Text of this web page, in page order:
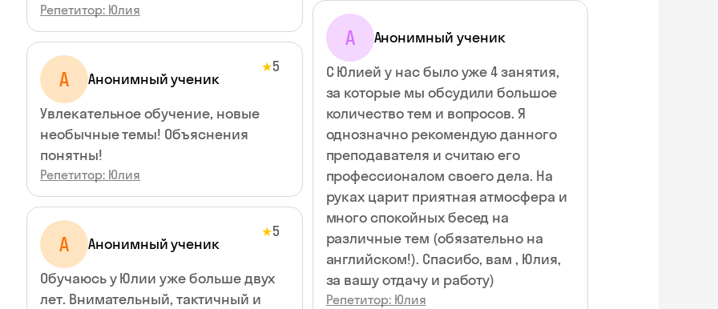
Репетитор: Юлия
А Анонимный ученик
★5
Увлекательное обучение, новые
необычные темы! Объяснения
понятны!
Репетитор: Юлия
А Анонимный ученик
★5
Обучаюсь у Юлии уже больше двух
лет. Внимательный, тактичный и
А
Анонимный ученик
С Юлией у нас было уже 4 занятия,
за которые мы обсудили большое
количество тем и вопросов. Я
однозначно рекомендую данного
преподавателя и считаю его
профессионалом своего дела. На
руках царит приятная атмосфера и
много спокойных бесед на
различные тем (обязательно на
английском!). Спасибо, вам , Юлия,
за вашу отдачу и работу)
Репетитор: Юлия